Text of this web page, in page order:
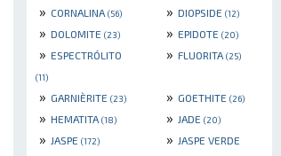
» CORNALINA (56) » DIOPSIDE (12)
» DOLOMITE (23) » EPIDOTE (20)
» ESPECTRÓLITO
(11)
» FLUORITA (25)
» GARNIÈRITE (23) » GOETHITE (26)
» HEMATITA (18) » JADE (20)
» JASPE (172) » JASPE VERDE